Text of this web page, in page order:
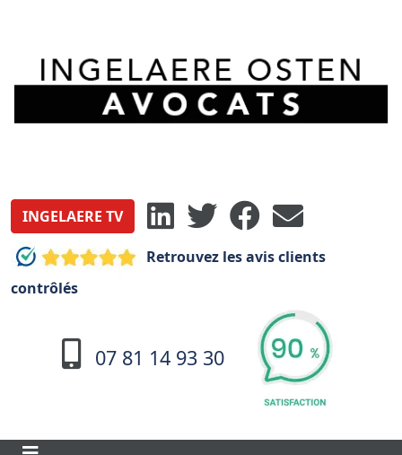
INGELAERE TV
Retrouvez les avis clients
contrôlés
07 81 14 93 30